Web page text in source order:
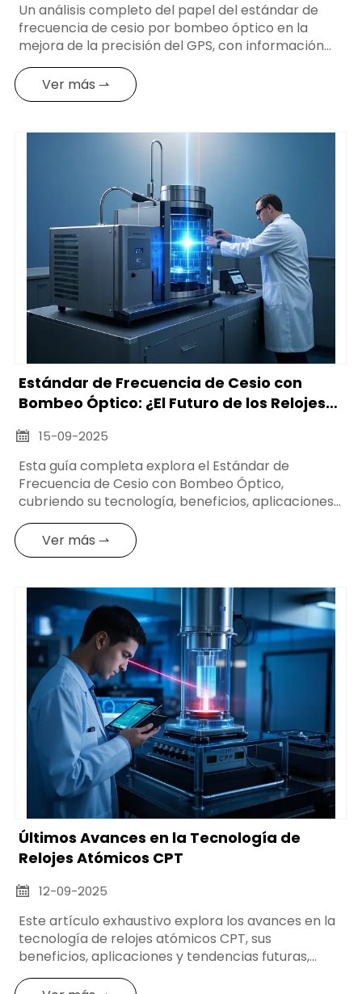
Un análisis completo del papel del estándar de
frecuencia de cesio por bombeo óptico en la
mejora de la precisión del GPS, con información
técnica, aplicaciones en el mercado y
comparaciones con estándares tradicionales.
Ver más ⇀
Estándar de Frecuencia de Cesio con
Bombeo Óptico: ¿El Futuro de los Relojes
 15-09-2025
Esta guía completa explora el Estándar de
Frecuencia de Cesio con Bombeo Óptico,
cubriendo su tecnología, beneficios, aplicaciones
y potencial de mercado para varias partes
interesadas en la industria del tiempo y la
frecuencia.
Ver más ⇀
Últimos Avances en la Tecnología de
Relojes Atómicos CPT
 12-09-2025
Este artículo exhaustivo explora los avances en la
tecnología de relojes atómicos CPT, sus
beneficios, aplicaciones y tendencias futuras,
adaptado para tomadores de decisiones y